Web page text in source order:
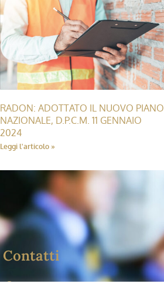
RADON: ADOTTATO IL NUOVO PIANO
NAZIONALE, D.P.C.M. 11 GENNAIO
2024
Leggi l'articolo »
Contatti